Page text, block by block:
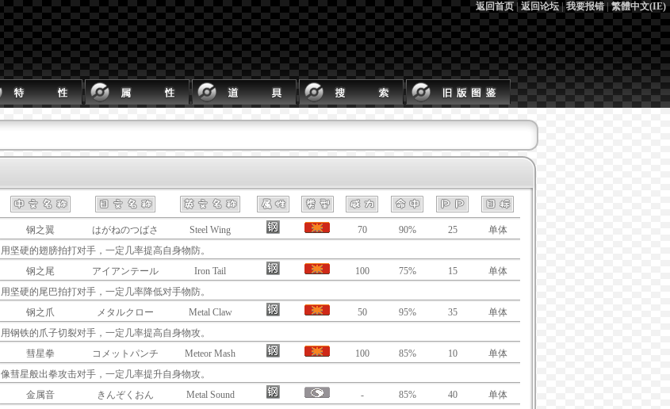
返回首页|返回论坛|我要报错|繁體中文(IE)
钢之翼 はがねのつばさ Steel Wing 70 90% 25
单体
用坚硬的翅膀拍打对手，一定几率提高自身物防。
钢之尾
アイアンテール Iron Tail 100 75% 15
单体
用坚硬的尾巴拍打对手，一定几率降低对手物防。
钢之爪
メタルクロー Metal Claw 50 95% 35
单体
用钢铁的爪子切裂对手，一定几率提高自身物攻。
彗星拳
コメットパンチ Meteor Mash 100 85% 10
单体
像彗星般出拳攻击对手，一定几率提升自身物攻。
金属音
きんぞくおん Metal Sound - 85% 40
单体